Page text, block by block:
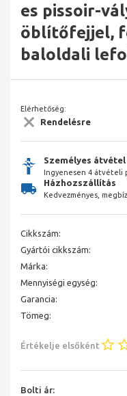
es pissoir-
öblítőfejjel,
baloldali
Elérhetőség:
Rendelésre
Személyes
Ingyenesen 4 átvételi
Házhozszállítás
Kedvezményes,
Cikkszám:
Gyártói cikkszám:
Márka:
Mennyiségi egység:
Garancia:
Tömeg:
Értékelje elsőként
Bolti ár: